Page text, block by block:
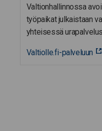
Valtionhallinnossa
työpaikat julkaistaan
yhteisessä
Valtiolle.fi-palveluun